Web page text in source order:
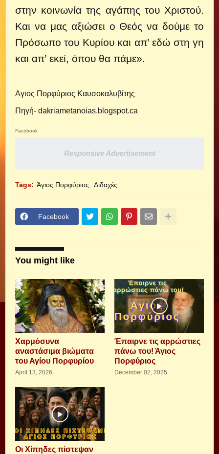
στην κοινωνία της αγάπης του Χριστού.
Και να μας αξιώσει ο Θεός να δούμε το
Πρόσωπο του Κυρίου και απ’ εδώ στη γη
και απ’ εκεί, όπου θα πάμε».
Αγιος Πορφύριος Καυσοκαλυβίτης
Πηγή- dakriametanoias.blogspot.ca
Facebook
Responsive Advertisement
Tags: Άγιος Πορφύριος Διδαχές
Facebook
You might like
Xαρμόσυνα
αναστάσιμα βιώματα
του Αγίου Πορφυρίου
April 13, 2026
Έπαιρνε τις αρρώστιες
πάνω του! Άγιος
Πορφύριος
December 02, 2025
Οι Χίπηδες πίστεψαν